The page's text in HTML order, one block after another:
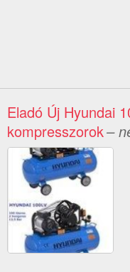
Eladó Új Hyundai
kompresszorok–